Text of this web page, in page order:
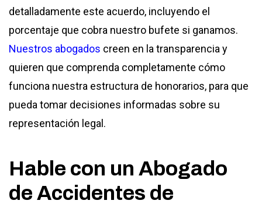
detalladamente este acuerdo, incluyendo el
porcentaje que cobra nuestro bufete si ganamos.
Nuestros abogados creen en la transparencia y
quieren que comprenda completamente cómo
funciona nuestra estructura de honorarios, para que
pueda tomar decisiones informadas sobre su
representación legal.
Hable con un Abogado
de Accidentes de